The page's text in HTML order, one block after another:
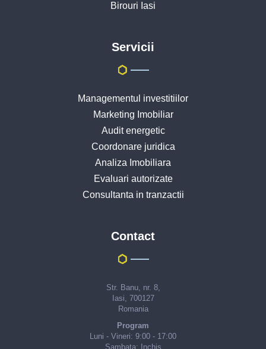
Birouri Iasi
Servicii
Managementul investitiilor
Marketing Imobiliar
Audit energetic
Coordonare juridica
Analiza Imobiliara
Evaluari autorizate
Consultanta in tranzactii
Contact
Str. Banu, nr. 8,
Iasi, 700127
Romania
Program
Luni - Vineri: 9:00 - 17:00
Sambata: Inchis